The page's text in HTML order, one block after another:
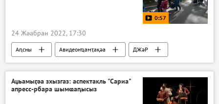
0:57
24 Жәабран 2022, 17:30
Аԥсны Авидеонҵамҭақәа
ДЖәР
ЛЖәР
Украина
Аџьамыӷәа зхызгаз: аспектакль "Сариа"
апресс-рбара шымҩаԥысыз